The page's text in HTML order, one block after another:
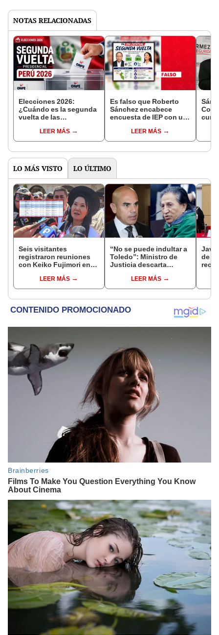
NOTAS RELACIONADAS
Elecciones 2026:
¿Cuándo es la segunda
vuelta de las
LEER MÁS
Es falso que Roberto
Sánchez encabece
encuesta de IEP con un
vuelta presidencial:
cifra fue modificada
LEER MÁS
LO MÁS VISTO LO ÚLTIMO
Seis visitantes
registraron reuniones
con Keiko Fujimori en
presidenta se
encontraba en Junín
LEER MÁS
“No se puede indultar a
Toledo”: Ministro de
Justicia descarta
exmandatario
LEER MÁS
de